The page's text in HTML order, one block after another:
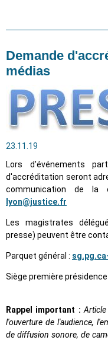
Demande
médias
23.11.19
Lors d'événements
d'accréditation seront
communication de
lyon@justice.fr
Les magistrates
presse) peuvent être
Parquet général :
Siège première présidence
Rappel important :
l'ouverture de l'audience,
de diffusion sonore, de